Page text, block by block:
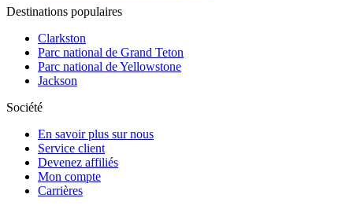
Destinations populaires
Clarkston
Parc national de Grand Teton
Parc national de Yellowstone
Jackson
Société
En savoir plus sur nous
Service client
Devenez affiliés
Mon compte
Carrières